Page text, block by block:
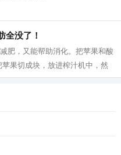
全没了！
肥，又能帮助消化。把苹果和酸
果切成块，放进榨汁机中，然